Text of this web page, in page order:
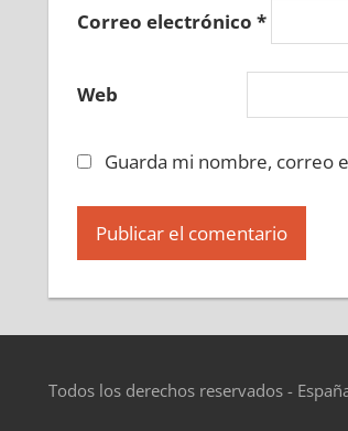
Correo electrónico *
Web
Guarda mi nombre, correo
Todos los derechos reservados -